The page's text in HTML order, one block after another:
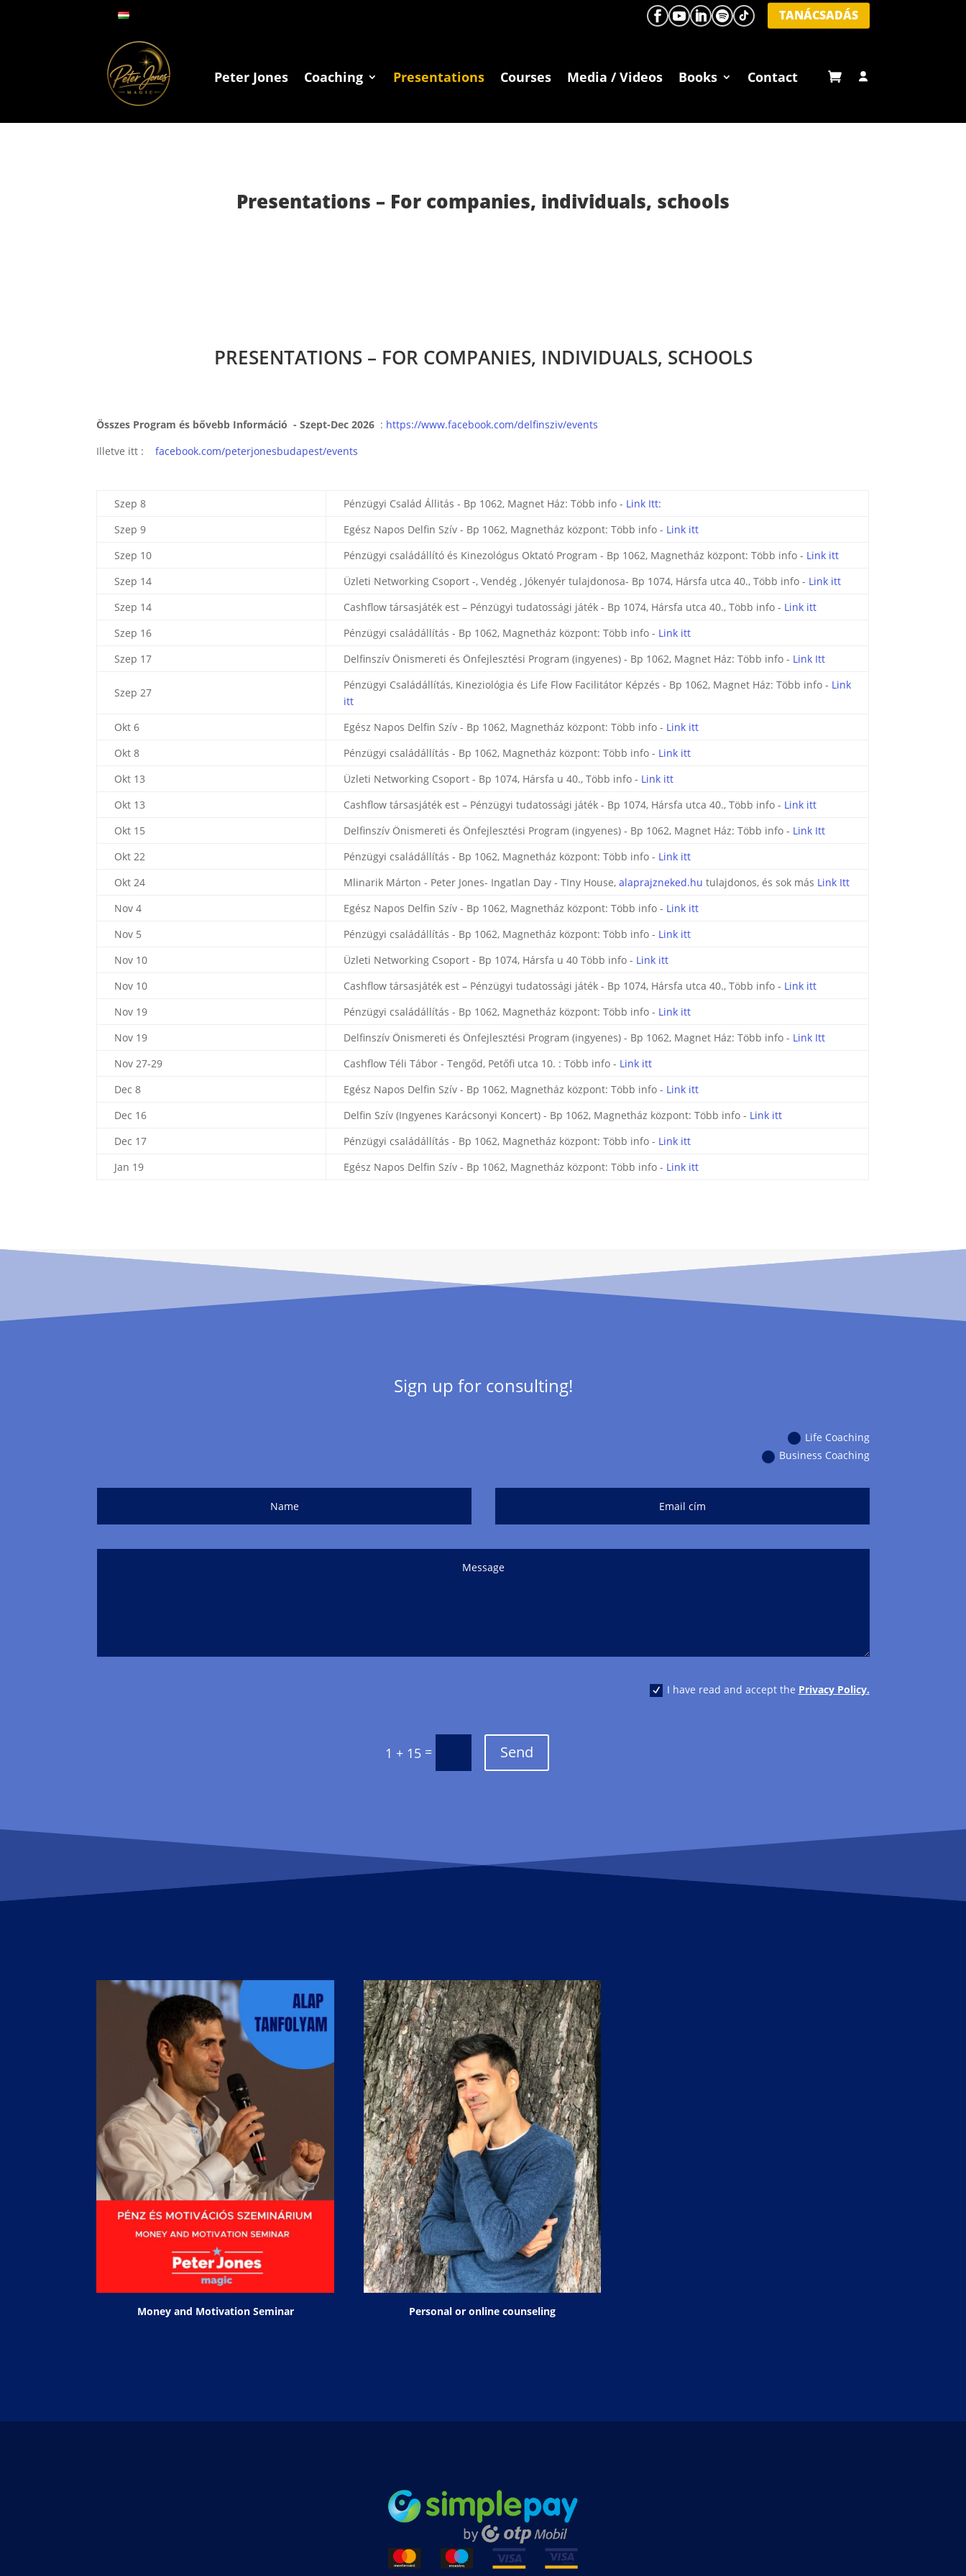
TANÁCSADÁS
Peter Jones Coaching Presentations Courses Media / Videos Books Contact
Presentations – For companies, individuals, schools
PRESENTATIONS – FOR COMPANIES, INDIVIDUALS, SCHOOLS
Összes Program és bővebb Információ - Szept-Dec 2026 : https://www.facebook.com/delfinsziv/events
Illetve itt :facebook.com/peterjonesbudapest/events
Szep 8 Pénzügyi Család Állitás - Bp 1062, Magnet Ház: Több info - Link Itt:
Szep 9
Egész Napos Delfin Szív - Bp 1062, Magnetház központ: Több info - Link itt
Szep 10
Pénzügyi családállító és Kinezológus Oktató Program - Bp 1062, Magnetház központ: Több info - Link itt
Szep 14
Üzleti Networking Csoport -, Vendég , Jókenyér tulajdonosa- Bp 1074, Hársfa utca 40., Több info - Link itt
Szep 14
Cashflow társasjáték est – Pénzügyi tudatossági játék - Bp 1074, Hársfa utca 40., Több info - Link itt
Szep 16
Pénzügyi családállítás - Bp 1062, Magnetház központ: Több info - Link itt
Szep 17
Delfinszív Önismereti és Önfejlesztési Program (ingyenes) - Bp 1062, Magnet Ház: Több info - Link Itt
Szep 27
Pénzügyi Családállítás, Kineziológia és Life Flow Facilitátor Képzés - Bp 1062, Magnet Ház: Több info - Link
itt
Okt 6
Egész Napos Delfin Szív - Bp 1062, Magnetház központ: Több info - Link itt
Okt 8
Pénzügyi családállítás - Bp 1062, Magnetház központ: Több info - Link itt
Okt 13
Üzleti Networking Csoport - Bp 1074, Hársfa u 40., Több info - Link itt
Okt 13
Cashflow társasjáték est – Pénzügyi tudatossági játék - Bp 1074, Hársfa utca 40., Több info - Link itt
Okt 15
Delfinszív Önismereti és Önfejlesztési Program (ingyenes) - Bp 1062, Magnet Ház: Több info - Link Itt
Okt 22
Pénzügyi családállítás - Bp 1062, Magnetház központ: Több info - Link itt
Okt 24
Mlinarik Márton - Peter Jones- Ingatlan Day - TIny House,alaprajzneked.hu tulajdonos, és sok más Link Itt
Nov 4
Egész Napos Delfin Szív - Bp 1062, Magnetház központ: Több info - Link itt
Nov 5
Pénzügyi családállítás - Bp 1062, Magnetház központ: Több info - Link itt
Nov 10
Üzleti Networking Csoport - Bp 1074, Hársfa u 40 Több info - Link itt
Nov 10
Cashflow társasjáték est – Pénzügyi tudatossági játék - Bp 1074, Hársfa utca 40., Több info - Link itt
Nov 19
Pénzügyi családállítás - Bp 1062, Magnetház központ: Több info - Link itt
Nov 19
Delfinszív Önismereti és Önfejlesztési Program (ingyenes) - Bp 1062, Magnet Ház: Több info - Link Itt
Nov 27-29
Cashflow Téli Tábor - Tengőd, Petőfi utca 10. : Több info - Link itt
Dec 8
Egész Napos Delfin Szív - Bp 1062, Magnetház központ: Több info - Link itt
Dec 16
Delfin Szív (Ingyenes Karácsonyi Koncert) - Bp 1062, Magnetház központ: Több info - Link itt
Dec 17
Pénzügyi családállítás - Bp 1062, Magnetház központ: Több info - Link itt
Jan 19
Egész Napos Delfin Szív - Bp 1062, Magnetház központ: Több info - Link itt
Sign up for consulting!
Life Coaching
Business Coaching
I have read and accept the Privacy Policy.
1 + 15= Send
Money and Motivation Seminar Personal or online counseling